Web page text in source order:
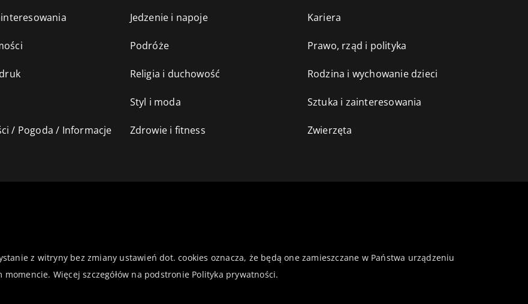
Jedzenie i napoje Kariera
Podróże Prawo, rząd i polityka
Religia i duchowość Rodzina i wychowanie dzieci
Styl i moda Sztuka i zainteresowania
/ Pogoda / Informacje Zdrowie i fitness Zwierzęta
z witryny bez zmiany ustawień dot. cookies oznacza, że będą one zamieszczane w Państwa urządzeniu
Więcej szczegółów na podstronie Polityka prywatności.